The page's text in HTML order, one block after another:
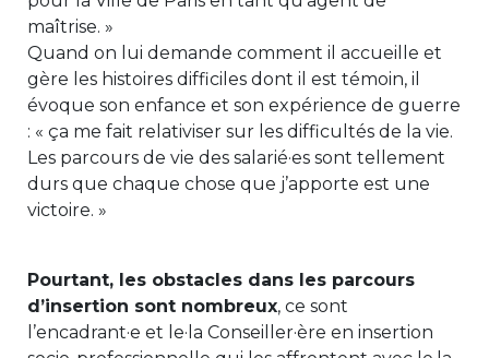
maîtrise. »
Quand on lui demande comment il accueille et
gère les histoires difficiles dont il est témoin, il
évoque son enfance et son expérience de guerre
: « ça me fait relativiser sur les difficultés de la vie.
Les parcours de vie des salarié·es sont tellement
durs que chaque chose que j’apporte est une
victoire. »
Pourtant, les obstacles dans les parcours
d’insertion sont nombreux, ce sont
l’encadrant·e et le·la Conseiller·ère en insertion